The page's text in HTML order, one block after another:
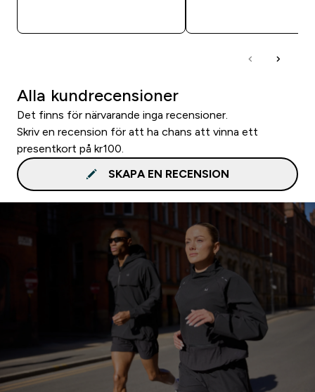
Alla kundrecensioner
Det finns för närvarande inga recensioner.
Skriv en recension för att ha chans att vinna ett
presentkort på kr100.
SKAPA EN RECENSION